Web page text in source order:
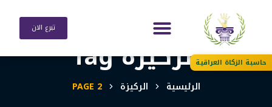
تبرع الان
الركيزة Tag
الرئيسية الركيزة PAGE 2
حاسبة الزكاة العراقية